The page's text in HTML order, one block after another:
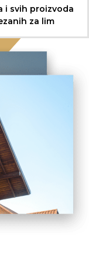
i svih proizvoda
za lim